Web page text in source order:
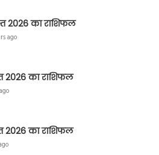
2026 का राशिफल
ago
2026 का राशिफल
2026 का राशिफल